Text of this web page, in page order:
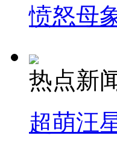
愤怒母
热点新
超萌汪